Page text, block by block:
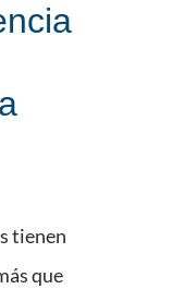
tienen
que